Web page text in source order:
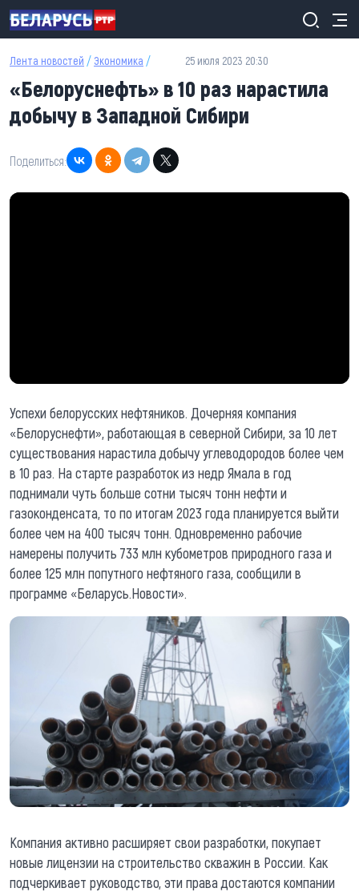
Перейти к основному содержанию
Лента новостей / Экономика / 25 июля 2023 20:30
«Белоруснефть» в 10 раз нарастила
добычу в Западной Сибири
Поделиться:
Успехи белорусских нефтяников. Дочерняя компания
«Белоруснефти», работающая в северной Сибири, за 10 лет
существования нарастила добычу углеводородов более чем
в 10 раз. На старте разработок из недр Ямала в год
поднимали чуть больше сотни тысяч тонн нефти и
газоконденсата, то по итогам 2023 года планируется выйти
более чем на 400 тысяч тонн. Одновременно рабочие
намерены получить 733 млн кубометров природного газа и
более 125 млн попутного нефтяного газа, сообщили в
программе «Беларусь.Новости».
Компания активно расширяет свои разработки, покупает
новые лицензии на строительство скважин в России. Как
подчеркивает руководство, эти права достаются компании